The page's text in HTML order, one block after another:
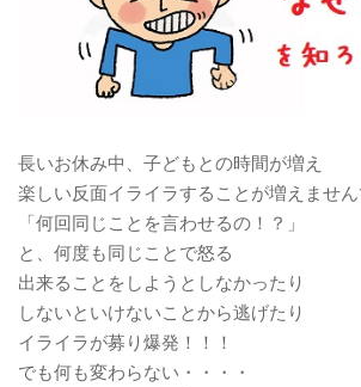
長いお休み中、子どもとの時間が増え
楽しい反面イライラすることが増えません
「何回同じことを言わせるの！？」
と、何度も同じことで怒る
出来ることをしようとしなかったり
しないといけないことから逃げたり
イライラが募り爆発！！！
でも何も変わらない・・・・